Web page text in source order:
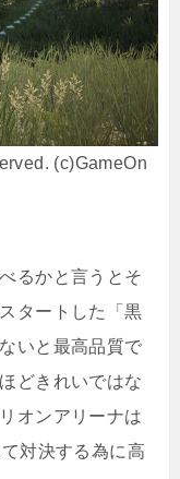
(c)GameOn
るかと言うとそ
タートした「黒
いと最高品質で
どきれいではな
オンアリーナは
対決する為に高